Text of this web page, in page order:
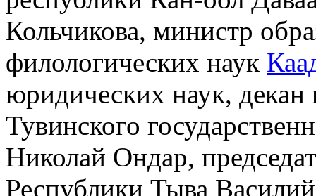
Кольчикова, министр
филологических наук
юридических наук, декан
Тувинского
Николай Ондар,
Республики Тыва